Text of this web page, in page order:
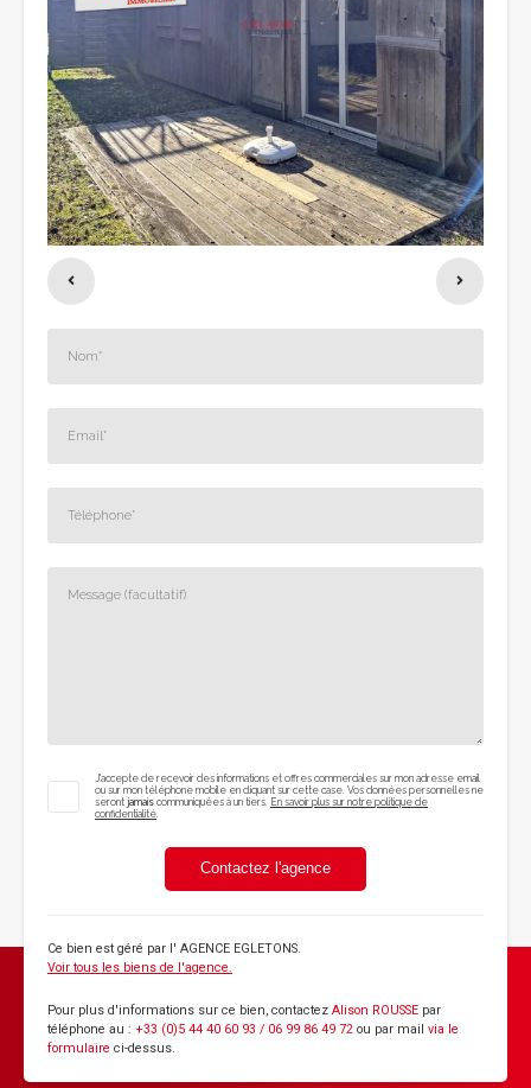
J'accepte de recevoir des informations et offres commerciales sur mon adresse email
ou sur mon téléphone mobile en cliquant sur cette case. Vos données personnelles ne
seront jamais communiquées à un tiers. En savoir plus sur notre politique de
confidentialité.
Contactez l'agence
Ce bien est géré par l' AGENCE EGLETONS.
Voir tous les biens de l'agence.
Pour plus d'informations sur ce bien, contactez Alison ROUSSE par
téléphone au : +33 (0)5 44 40 60 93 / 06 99 86 49 72 ou par mail via le
formulaire ci-dessus.